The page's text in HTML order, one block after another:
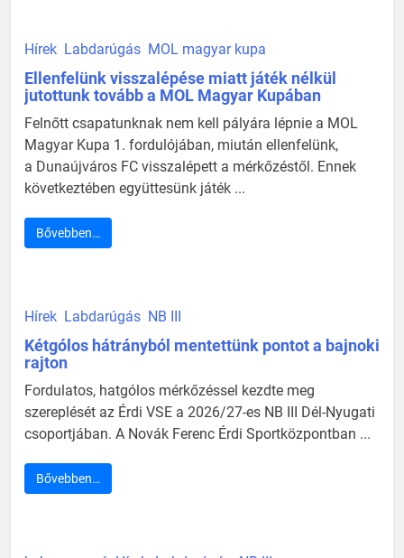
Hírek Labdarúgás MOL magyar kupa
Ellenfelünk visszalépése miatt játék nélkül
jutottunk tovább a MOL Magyar Kupában
Felnőtt csapatunknak nem kell pályára lépnie a MOL
Magyar Kupa 1. fordulójában, miután ellenfelünk,
a Dunaújváros FC visszalépett a mérkőzéstől. Ennek
következtében együttesünk játék ...
Bővebben…
Hírek Labdarúgás NB III
Kétgólos hátrányból mentettünk pontot a bajnoki
rajton
Fordulatos, hatgólos mérkőzéssel kezdte meg
szereplését az Érdi VSE a 2026/27-es NB III Dél-Nyugati
csoportjában. A Novák Ferenc Érdi Sportközpontban ...
Bővebben…